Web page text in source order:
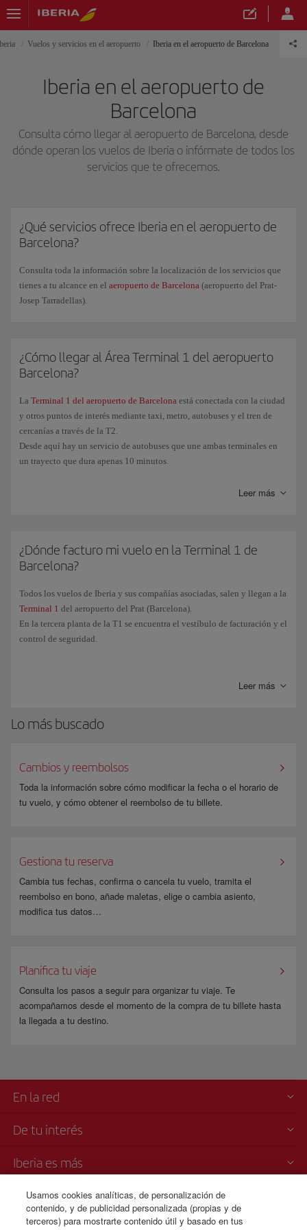
Vuelos y servicios en el aeropuerto Iberia en el aeropuerto de Barcelona
Iberia en el aeropuerto de
Barcelona
Consulta cómo llegar al aeropuerto de Barcelona, desde
dónde operan los vuelos de Iberia o infórmate de todos los
servicios que te ofrecemos.
¿Qué servicios ofrece Iberia en el aeropuerto de
Barcelona?
Consulta toda la información sobre la localización de los servicios que
tienes a tu alcance en el aeropuerto de Barcelona (aeropuerto del Prat-
Josep Tarradellas).
¿Cómo llegar al Área Terminal 1 del aeropuerto
Barcelona?
La Terminal 1 del aeropuerto de Barcelona está conectada con la ciudad
y otros puntos de interés mediante taxi, metro, autobuses y el tren de
cercanías a través de la T2.
Desde aquí hay un servicio de autobuses que une ambas terminales en
un trayecto que dura apenas 10 minutos.
Leer más
¿Dónde facturo mi vuelo en la Terminal 1 de
Barcelona?
Todos los vuelos de Iberia y sus compañías asociadas, salen y llegan a la
Terminal 1 del aeropuerto del Prat (Barcelona).
En la tercera planta de la T1 se encuentra el vestíbulo de facturación y el
control de seguridad.
sea más ágil, simple y rápido. Para volar debes
de facturación por si aún no tienes tu tarjeta de embarque o necesitas
Leer más
Lo más buscado
Cambios y reembolsos
Toda la información sobre cómo modificar la fecha o el horario de
tu vuelo, y cómo obtener el reembolso de tu billete.
Gestiona tu reserva
Cambia tus fechas, confirma o cancela tu vuelo, tramita el
reembolso en bono, añade maletas, elige o cambia asiento,
modifica tus datos…
Planifica tu viaje
Consulta los pasos a seguir para organizar tu viaje. Te
acompañamos desde el momento de la compra de tu billete hasta
la llegada a tu destino.
En la red
De tu interés
Iberia es más
Transparencia
Usamos cookies analíticas, de personalización de
contenido, y de publicidad personalizada (propias y de
terceros) para mostrarte contenido útil y basado en tus